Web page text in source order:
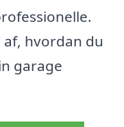
hvordan du
garage